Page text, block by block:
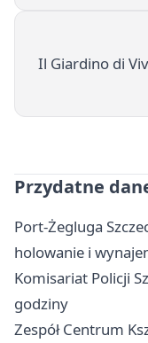
Il Giardino di
Przydatne
Port-Żegluga
holowanie i
Komisariat Policji
godziny
Zespół Centrum